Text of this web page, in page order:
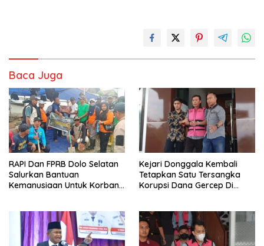
Baca Juga
RAPI Dan FPRB Dolo Selatan
Salurkan Bantuan
Kemanusiaan Untuk Korban
Kejari Donggala Kembali
Tetapkan Satu Tersangka
Korupsi Dana Gercep Di